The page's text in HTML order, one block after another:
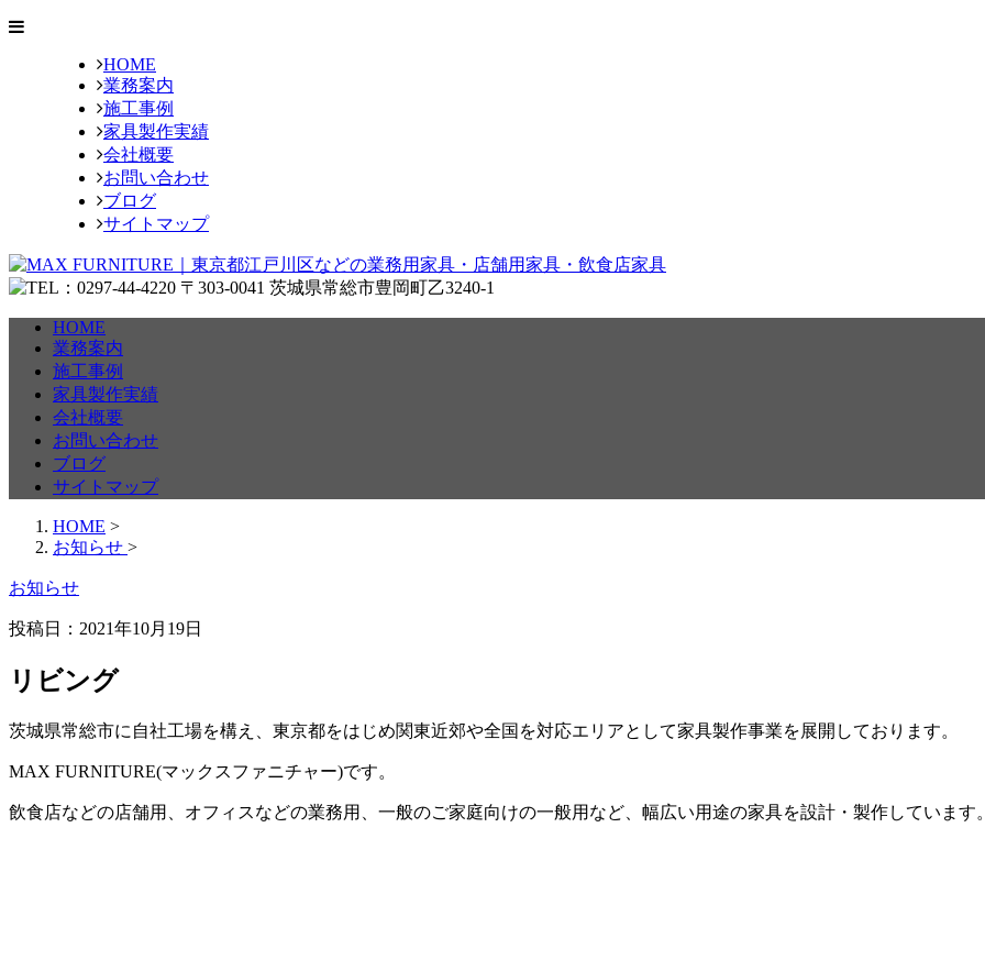
HOME
業務案内
施工事例
家具製作実績
会社概要
お問い合わせ
ブログ
サイトマップ
HOME
業務案内
施工事例
家具製作実績
会社概要
お問い合わせ
ブログ
サイトマップ
HOME >
お知らせ >
お知らせ
投稿日： 2021年10月19日
リビング
茨城県常総市に自社工場を構え、東京都をはじめ関東近郊や全国を対応エリアとして家具製作事業を展開しております。
MAX FURNITURE(マックスファニチャー)です。
飲食店などの店舗用、オフィスなどの業務用、一般のご家庭向けの一般用など、幅広い用途の家具を設計・製作しています